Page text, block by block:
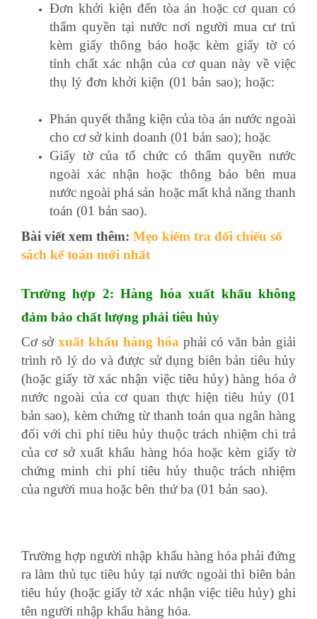
Đơn khởi kiện đến tòa án hoặc cơ quan có
thẩm quyền tại nước nơi người mua cư trú
kèm giấy thông báo hoặc kèm giấy tờ có
tính chất xác nhận của cơ quan này về việc
thụ lý đơn khởi kiện (01 bản sao); hoặc:
Phán quyết thắng kiện của tòa án nước ngoài
cho cơ sở kinh doanh (01 bản sao); hoặc
Giấy tờ của tổ chức có thẩm quyền nước
ngoài xác nhận hoặc thông báo bên mua
nước ngoài phá sản hoặc mất khả năng thanh
toán (01 bản sao).
Bài viết xem thêm: Mẹo kiểm tra đối chiếu sổ
sách kế toán mới nhất
Trường hợp 2: Hàng hóa xuất khẩu không
đảm bảo chất lượng phải tiêu hủy
Cơ sở xuất khẩu hàng hóa phải có văn bản giải
trình rõ lý do và được sử dụng biên bản tiêu hủy
(hoặc giấy tờ xác nhận việc tiêu hủy) hàng hóa ở
nước ngoài của cơ quan thực hiện tiêu hủy (01
bản sao), kèm chứng từ thanh toán qua ngân hàng
đối với chi phí tiêu hủy thuộc trách nhiệm chi trả
của cơ sở xuất khẩu hàng hóa hoặc kèm giấy tờ
chứng minh chi phí tiêu hủy thuộc trách nhiệm
của người mua hoặc bên thứ ba (01 bản sao).
Trường hợp người nhập khẩu hàng hóa phải đứng
ra làm thủ tục tiêu hủy tại nước ngoài thì biên bản
tiêu hủy (hoặc giấy tờ xác nhận việc tiêu hủy) ghi
tên người nhập khẩu hàng hóa.